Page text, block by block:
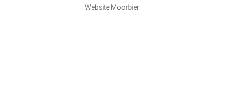
Website Moorbier